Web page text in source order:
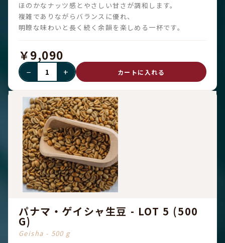
ほのかなナッツ感とやさしい甘さが調和します。
複雑でありながらバランスに優れ、
明瞭な味わいと長く続く余韻を楽しめる一杯です。
￥9,090
− + カートに入れる
パナマ・ゲイシャ生豆 - LOT 5 (500
G)
Geisha - 500 g